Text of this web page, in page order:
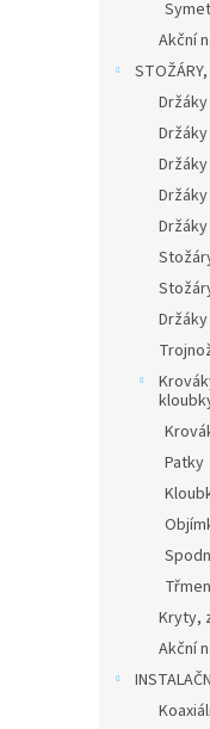
Akční
Patky
Kryty,
Akční